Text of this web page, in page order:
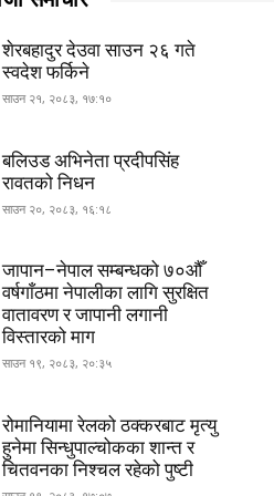
शेरबहादुर देउवा साउन २६ गते
स्वदेश फर्किने
साउन २१, २०८३, १७:१०
बलिउड अभिनेता प्रदीपसिंह
रावतको निधन
साउन २०, २०८३, १६:१८
जापान–नेपाल सम्बन्धको ७०औँ
वर्षगाँठमा नेपालीका लागि सुरक्षित
वातावरण र जापानी लगानी
विस्तारको माग
साउन १९, २०८३, २०:३५
रोमानियामा रेलको ठक्करबाट मृत्यु
हुनेमा सिन्धुपाल्चोकका शान्त र
चितवनका निश्चल रहेको पुष्टी